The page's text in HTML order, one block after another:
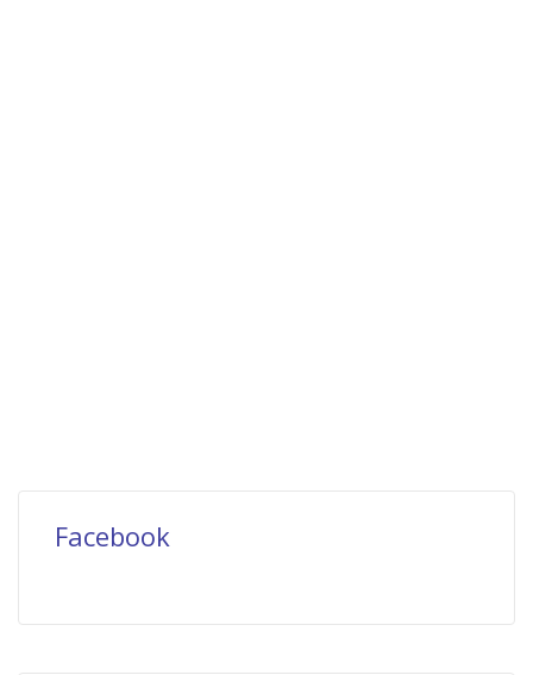
Facebook